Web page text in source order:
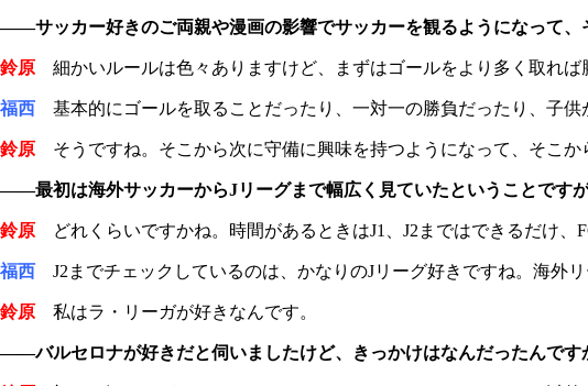
――サッカー好きのご両親や漫画の影響でサッカーを観るようになって、
鈴原 細かいルールは色々ありますけど、まずはゴールをより多く取れば
福西 基本的にゴールを取ることだったり、一対一の勝負だったり、子供
鈴原 そうですね。そこから次に守備に興味を持つようになって、そこか
――最初は海外サッカーからJリーグまで幅広く見ていたということです
鈴原 どれくらいですかね。時間があるときはJ1、J2まではできるだけ、
福西 J2までチェックしているのは、かなりのJリーグ好きですね。海外
鈴原 私はラ・リーガが好きなんです。
――バルセロナが好きだと伺いましたけど、きっかけはなんだったんです